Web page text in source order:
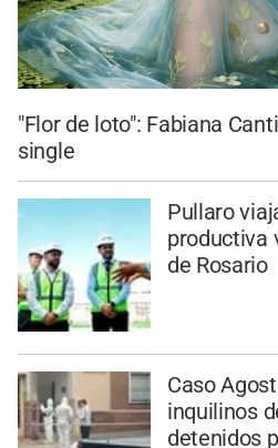
"Flor de loto": Fabiana
single
Pullaro
productiva
de Rosario
Caso
inquilinos
detenidos